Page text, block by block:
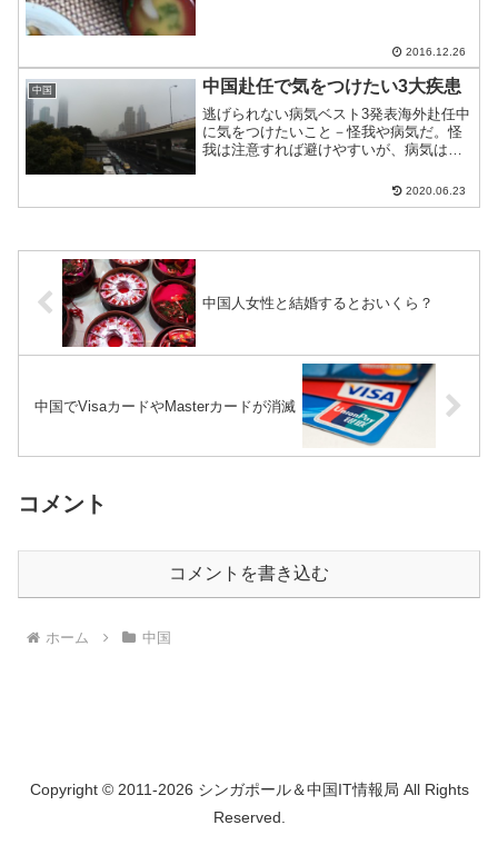
2016.12.26
中国 中国赴任で気をつけたい3大疾患
逃げられない病気ベスト3発表海外赴任中
に気をつけたいこと－怪我や病気だ。怪
我は注意すれば避けやすいが、病気は習
特に気をつけたい3つの病気を紹介。
2020.06.23
中国人女性と結婚するとおいくら？
中国でVisaカードやMasterカードが消滅
コメント
コメントを書き込む
ホーム 中国
Copyright © 2011-2026 シンガポール＆中国IT情報局 All Rights
Reserved.